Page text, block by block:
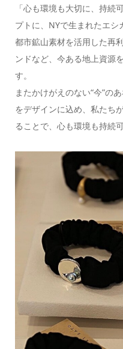
「心も環境も大切に、持続
プトに、NYで生まれたエシ
都市鉱山素材を活用した再
ンドなど、今ある地上資源
す。
またかけがえのない“今”の
をデザインに込め、私たち
ることで、心も環境も持続